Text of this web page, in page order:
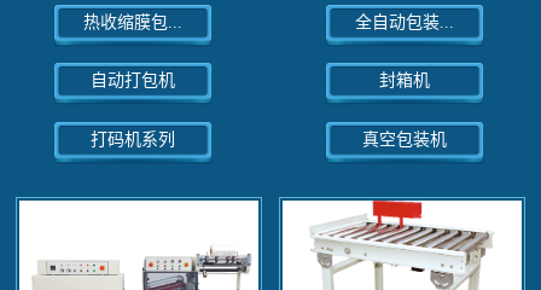
热收缩膜包... 全自动包装...
自动打包机 封箱机
打码机系列 真空包装机